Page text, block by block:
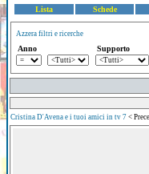
Lista Schede
Azzera filtri e ricerche
Anno Supporto
Cristina D'Avena e i tuoi amici in tv 7 <